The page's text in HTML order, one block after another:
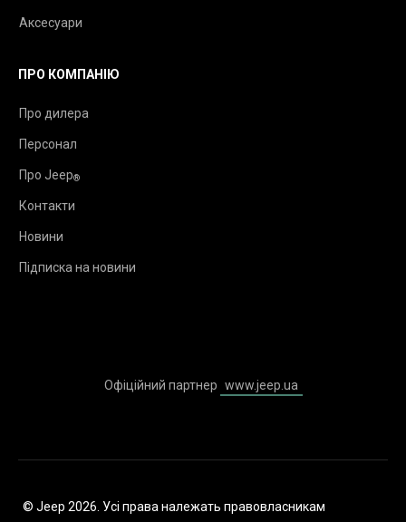
Аксесуари
ПРО КОМПАНІЮ
Про дилера
Персонал
Про Jeep®
Контакти
Новини
Підписка на новини
Офіційний партнер www.jeep.ua
© Jeep 2026. Усі права належать правовласникам